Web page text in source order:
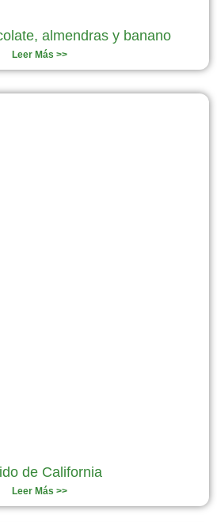
almendras y banano
Leer Más >>
de California
Leer Más >>